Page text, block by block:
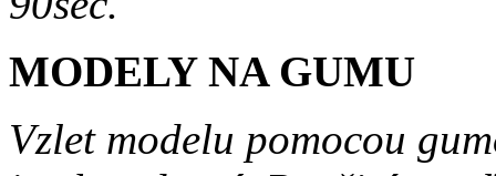
MODELY NA GUMU
Vzlet modelu pomocou